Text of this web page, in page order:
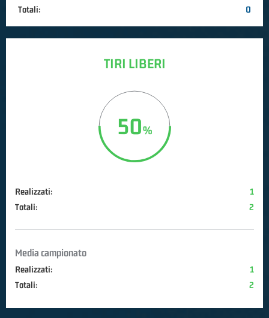
Totali:
0
TIRI LIBERI
50
Realizzati:
1
Totali:
2
Media campionato
Realizzati:
1
Totali:
2